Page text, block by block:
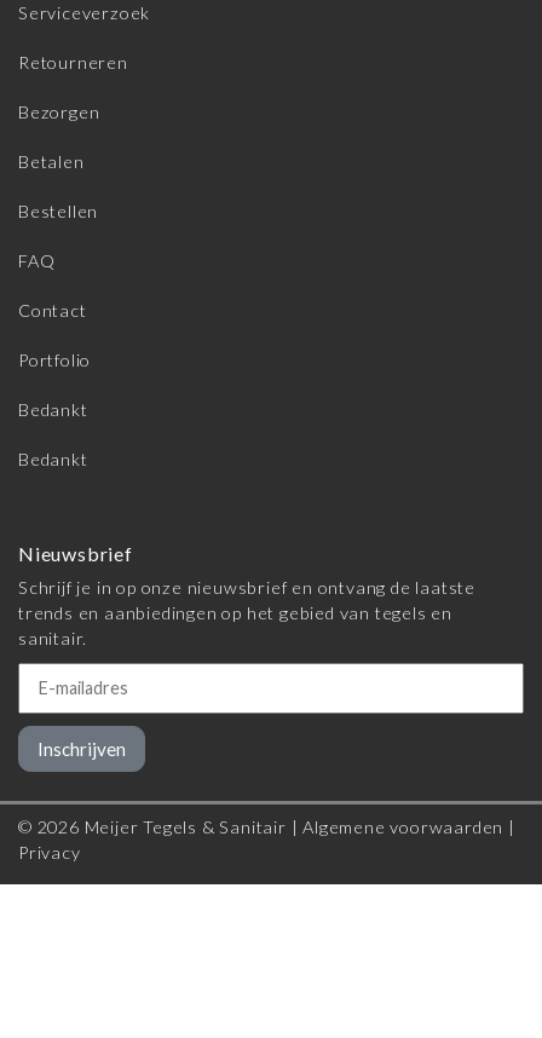
Serviceverzoek
Retourneren
Bezorgen
Betalen
Bestellen
FAQ
Contact
Portfolio
Bedankt
Bedankt
Nieuwsbrief
Schrijf je in op onze nieuwsbrief en ontvang de laatste
trends en aanbiedingen op het gebied van tegels en
sanitair.
Inschrijven
© 2026 Meijer Tegels & Sanitair |Algemene voorwaarden |
Privacy